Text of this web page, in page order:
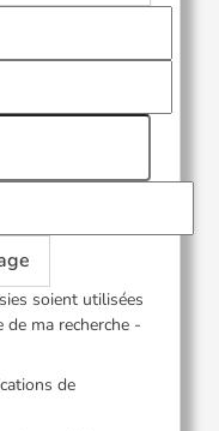
soient utilisées
de ma recherche -
de